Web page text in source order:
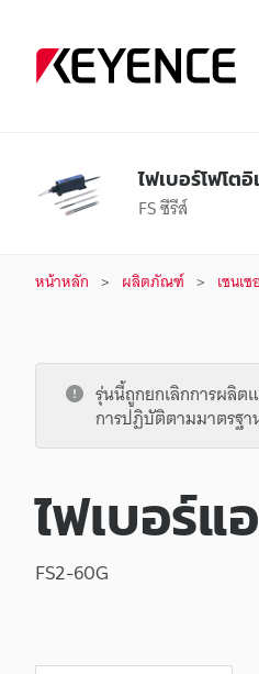
ไฟเบอร์โฟโต
FS ซีรีส์
หน้าหลัก ผลิตภัณฑ์ เซนเ
รุ่นนี้ถูกยกเลิกการผลิต
การปฏิบัติตามมาตรฐ
ไฟเบอร์แ
FS2-60G